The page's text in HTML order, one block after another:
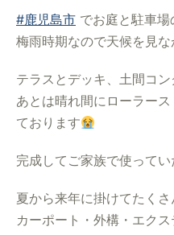
#鹿児島市 でお庭と駐車
梅雨時期なので天候を見
テラスとデッキ、土間コン
あとは晴れ間にローラー
ております
完成してご家族で使って
夏から来年に掛けてたくさ
カーポート・外構・エク